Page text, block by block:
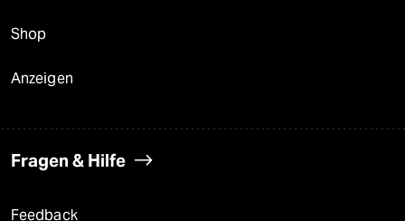
Shop
Anzeigen
Fragen & Hilfe
Feedback